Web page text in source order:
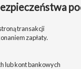
transakcji
zapłaty.
lub kont bankowych